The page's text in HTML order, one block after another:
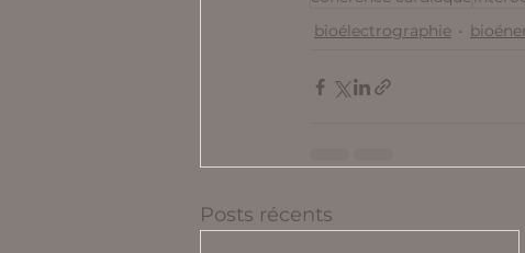
bioélectrographie
Posts récents